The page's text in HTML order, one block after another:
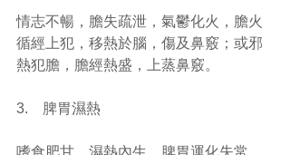
情志不暢，膽失疏泄，氣鬱化火，膽火
循經上犯，移熱於腦，傷及鼻竅；或邪
熱犯膽，膽經熱盛，上蒸鼻竅。
3.    脾胃濕熱
嗜食肥甘，濕熱內生，脾胃運化失常，